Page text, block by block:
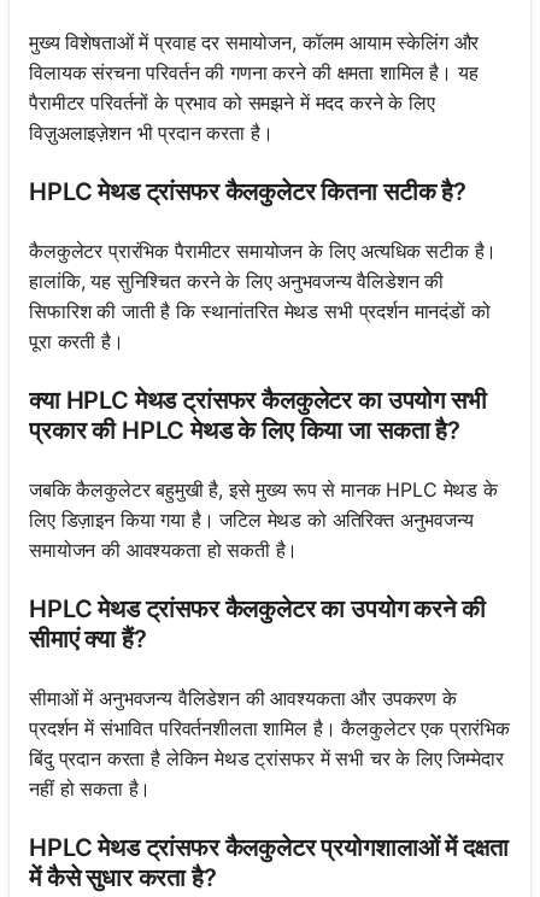
मुख्य विशेषताओं में प्रवाह दर समायोजन, कॉलम आयाम स्केलिंग और
विलायक संरचना परिवर्तन की गणना करने की क्षमता शामिल है। यह
पैरामीटर परिवर्तनों के प्रभाव को समझने में मदद करने के लिए
विज़ुअलाइज़ेशन भी प्रदान करता है।
HPLC मेथड ट्रांसफर कैलकुलेटर कितना सटीक है?
कैलकुलेटर प्रारंभिक पैरामीटर समायोजन के लिए अत्यधिक सटीक है।
हालांकि, यह सुनिश्चित करने के लिए अनुभवजन्य वैलिडेशन की
सिफारिश की जाती है कि स्थानांतरित मेथड सभी प्रदर्शन मानदंडों को
पूरा करती है।
क्या HPLC मेथड ट्रांसफर कैलकुलेटर का उपयोग सभी
प्रकार की HPLC मेथड के लिए किया जा सकता है?
जबकि कैलकुलेटर बहुमुखी है, इसे मुख्य रूप से मानक HPLC मेथड के
लिए डिज़ाइन किया गया है। जटिल मेथड को अतिरिक्त अनुभवजन्य
समायोजन की आवश्यकता हो सकती है।
HPLC मेथड ट्रांसफर कैलकुलेटर का उपयोग करने की
सीमाएं क्या हैं?
सीमाओं में अनुभवजन्य वैलिडेशन की आवश्यकता और उपकरण के
प्रदर्शन में संभावित परिवर्तनशीलता शामिल है। कैलकुलेटर एक प्रारंभिक
बिंदु प्रदान करता है लेकिन मेथड ट्रांसफर में सभी चर के लिए जिम्मेदार
नहीं हो सकता है।
HPLC मेथड ट्रांसफर कैलकुलेटर प्रयोगशालाओं में दक्षता
में कैसे सुधार करता है?